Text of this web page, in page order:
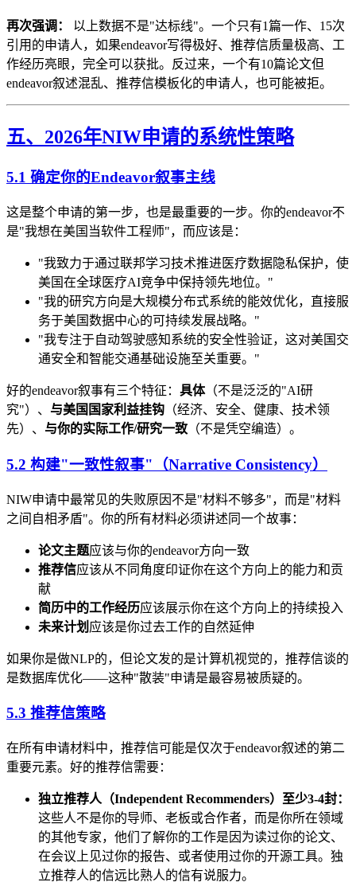
再次强调：
以上数据不是"达标线"。一个只有1篇一作、15次
引用的申请人，如果endeavor写得极好、推荐信质量极高、工
作经历亮眼，完全可以获批。反过来，一个有10篇论文但
endeavor叙述混乱、推荐信模板化的申请人，也可能被拒。
五、2026年NIW申请的系统性策略
5.1 确定你的Endeavor叙事主线
这是整个申请的第一步，也是最重要的一步。你的endeavor不
是"我想在美国当软件工程师"，而应该是：
"我致力于通过联邦学习技术推进医疗数据隐私保护，使
美国在全球医疗AI竞争中保持领先地位。"
"我的研究方向是大规模分布式系统的能效优化，直接服
务于美国数据中心的可持续发展战略。"
"我专注于自动驾驶感知系统的安全性验证，这对美国交
通安全和智能交通基础设施至关重要。"
好的endeavor叙事有三个特征： 具体（不是泛泛的"AI研
究"）、 与美国国家利益挂钩 （经济、安全、健康、技术领
先）、 与你的实际工作/研究一致 （不是凭空编造）。
5.2 构建"一致性叙事"（Narrative Consistency）
NIW申请中最常见的失败原因不是"材料不够多"，而是"材料
之间自相矛盾"。你的所有材料必须讲述同一个故事：
论文主题应该与你的endeavor方向一致
推荐信应该从不同角度印证你在这个方向上的能力和贡
献
简历中的工作经历应该展示你在这个方向上的持续投入
未来计划 应该是你过去工作的自然延伸
如果你是做NLP的，但论文发的是计算机视觉的，推荐信谈的
是数据库优化——这种"散装"申请是最容易被质疑的。
5.3 推荐信策略
在所有申请材料中，推荐信可能是仅次于endeavor叙述的第二
重要元素。好的推荐信需要：
独立推荐人（Independent Recommenders）至少3-4封：
这些人不是你的导师、老板或合作者，而是你所在领域
的其他专家，他们了解你的工作是因为读过你的论文、
在会议上见过你的报告、或者使用过你的开源工具。独
立推荐人的信远比熟人的信有说服力。